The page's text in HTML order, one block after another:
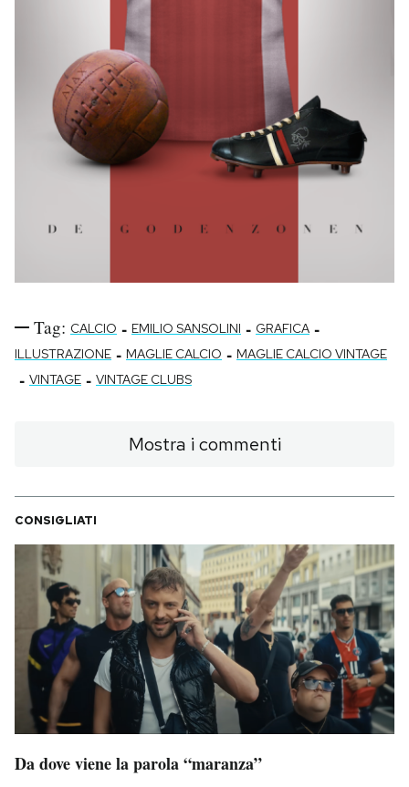
Tag: CALCIO - EMILIO SANSOLINI - GRAFICA -
ILLUSTRAZIONE - MAGLIE CALCIO - MAGLIE CALCIO VINTAGE
- VINTAGE - VINTAGE CLUBS
Mostra i commenti
CONSIGLIATI
Da dove viene la parola “maranza”